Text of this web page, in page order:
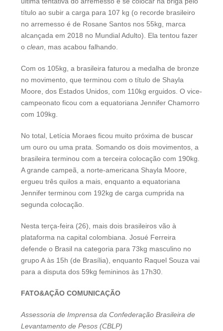
título ao subir a carga para 107 kg (o recorde brasileiro
no arremesso é de Rosane Santos nos 55kg, marca
alcançada em 2018 no Mundial Adulto). Ela tentou fazer
o clean , mas acabou falhando.
Com os 105kg, a brasileira faturou a medalha de bronze
no movimento, que terminou com o título de Shayla
Moore, dos Estados Unidos, com 110kg erguidos. O vice-
campeonato ficou com a equatoriana Jennifer Chamorro
com 109kg.
No total, Letícia Moraes ficou muito próxima de buscar
um ouro ou uma prata. Somando os dois movimentos, a
brasileira terminou com a terceira colocação com 190kg.
A grande campeã, a norte-americana Shayla Moore,
ergueu três quilos a mais, enquanto a equatoriana
Jennifer terminou com 192kg de carga cumprida na
segunda colocação.
Nesta terça-feira (26), mais dois brasileiros vão à
plataforma na capital colombiana. Josué Ferreira
defende o Brasil na categoria para 73kg masculino no
grupo A às 15h (de Brasília), enquanto Raquel Souza vai
para a disputa dos 59kg femininos às 17h30.
FATO&AÇÃO COMUNICAÇÃO
Assessoria de Imprensa da Confederação Brasileira de
Levantamento de Pesos (CBLP)